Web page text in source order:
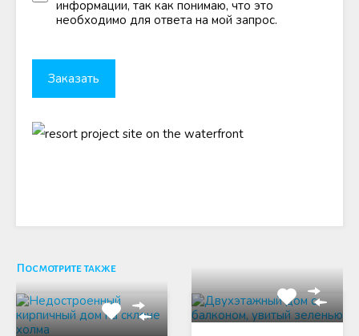
информации, так как понимаю, что это
необходимо для ответа на мой запрос.
Посмотрите также